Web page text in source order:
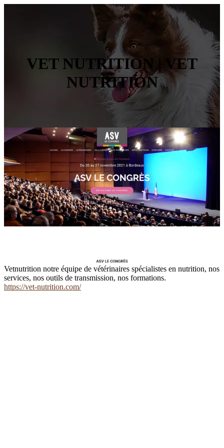
VET NUTRITION | VET
NUTRITION
Vetnutrition notre équipe de vétérinaires spécialistes en nutrition, nos
services, nos outils de transmission, nos formations.
https://vet-nutrition.com/